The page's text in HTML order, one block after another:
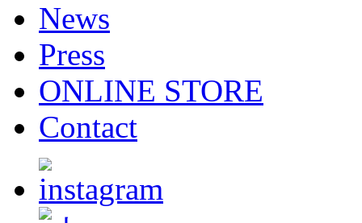
News
Press
ONLINE STORE
Contact